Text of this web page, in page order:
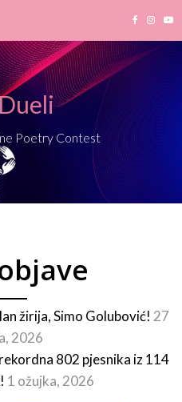
Poetry Contest
žirija, Simo Golubović! 27
2026
802 pjesnika iz 114
1 ožujka, 2026